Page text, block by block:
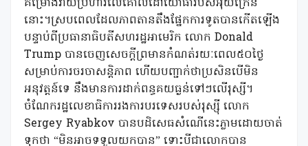
គម្រោងវាយប្រហារលើគោលដៅយោធារបស់អ៊ុយក្រែន
នោះ។ស្របពេលដែលភាពតានតឹងផ្នែកការទូតបានកើតឡើង
បន្ទាប់ពីប្រធានាធិបតីសហរដ្ឋអាមេរិក លោក Donald
Trump បានចេញសេចក្តីព្រមានកំណត់រយៈពេល៥០ថ្ងៃ
សម្រាប់ការចរចាសន្តិភាព ហើយបញ្ជាក់ថាប្រសិនបើមិន
អនុវត្តន៍ទេ នឹងមានការដាក់ពន្ធគយធ្ងន់ទៅៗលើរុស្សី។
ចំណែករដ្ឋលេខាធិការរងការបរទេសរបស់រុស្ស៊ី លោក
Sergey Ryabkov បានបដិសេធសំណើនេះភ្លាមដោយចាត់
ទុកថា “មិនអាចទទួលយកបាន” ទោះបីជាលោកបាន